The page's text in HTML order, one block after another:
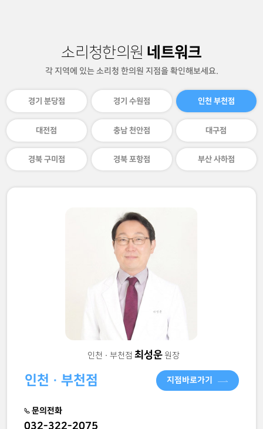
소리청한의원 네트워크
각 지역에 있는 소리청 한의원 지점을 확인해보세요.
경기 분당점 경기 수원점 인천 부천점
대전점 충남 천안점 대구점
경북 구미점 경북 포항점 부산 사하점
인천 · 부천점최성운 원장
인천 · 부천점 지점바로가기
문의전화
032-322-2075